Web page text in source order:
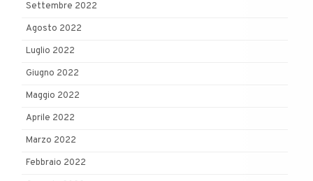
Settembre 2022
Agosto 2022
Luglio 2022
Giugno 2022
Maggio 2022
Aprile 2022
Marzo 2022
Febbraio 2022